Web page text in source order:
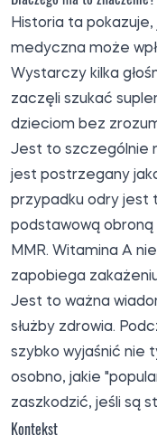
Historia ta
medyczna może
Wystarczy kilka
zaczęli szukać
dzieciom bez
Jest to szczególnie
jest postrzegany
przypadku odry jest
podstawową
MMR. Witamina A
zapobiega
Jest to ważna
służby zdrowia.
szybko wyjaśnić nie
osobno, jakie
zaszkodzić, jeśli są
Kontekst